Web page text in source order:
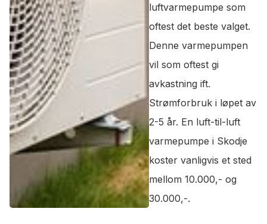
luftvarmepumpe som
oftest det beste valget.
Denne varmepumpen
vil som oftest gi
avkastning ift.
Strømforbruk i løpet av
2-5 år. En luft-til-luft
varmepumpe i Skodje
koster vanligvis et sted
mellom 10.000,- og
30.000,-.